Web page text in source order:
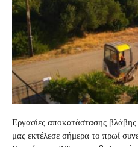
Εργασίες αποκατάστασης
μας εκτέλεσε σήμερα το πρωί